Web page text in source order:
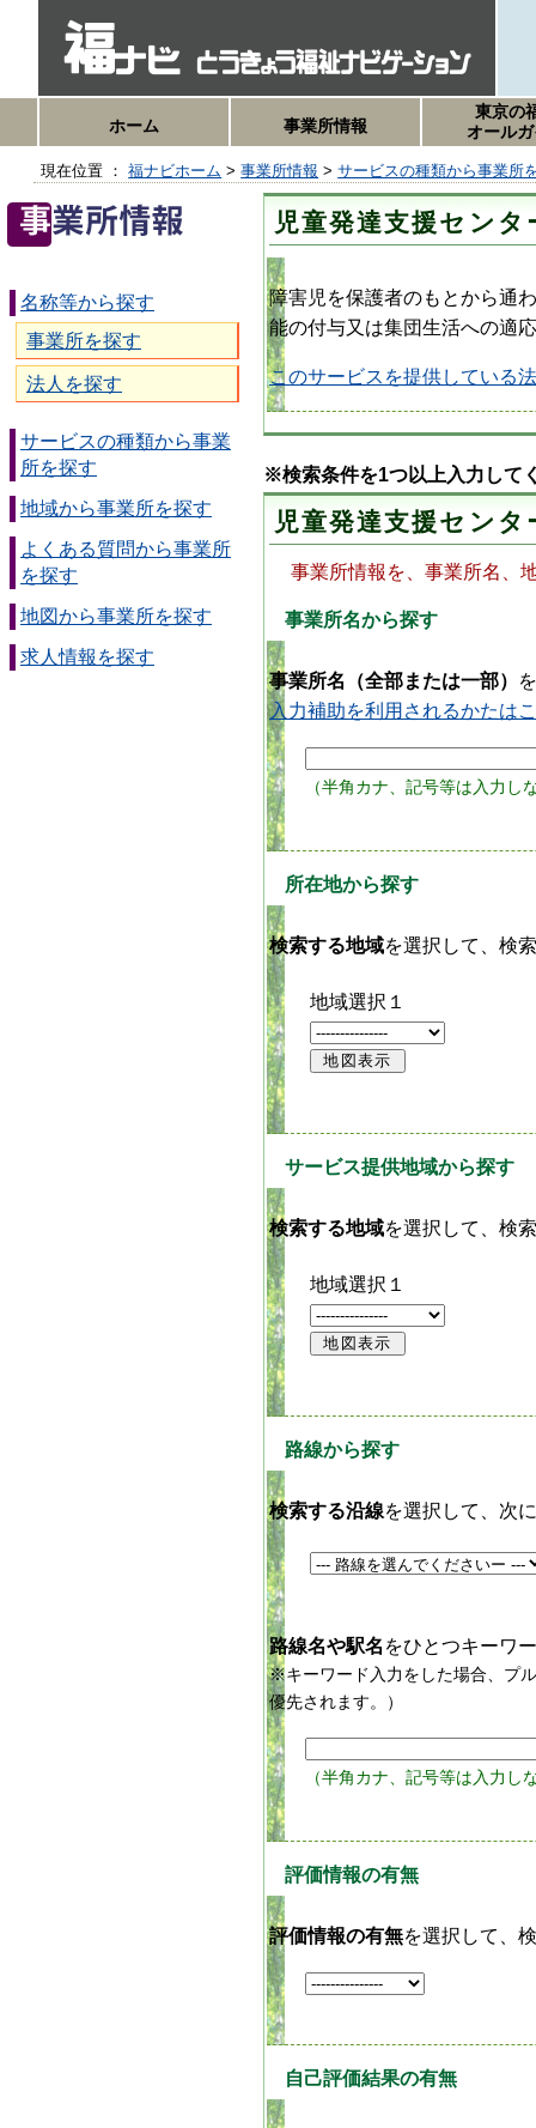
ホーム 事業所情報
東京の
オール
現在位置 ：福ナビホーム >事業所情報 >サービスの種類から事業所
名称等から探す
事業所を探す
法人を探す
サービスの種類から事業
所を探す
地域から事業所を探す
よくある質問から事業所
を探す
地図から事業所を探す
求人情報を探す
児童発達支援セン
障害児を保護者のもとから通
能の付与又は集団生活への適
このサービスを提供している
※検索条件を1つ以上入力して
児童発達支援セン
事業所情報を、事業所名、
事業所名から探す
事業所名（全部または一部）
入力補助を利用されるかたは
（半角カナ、記号等は入力し
所在地から探す
検索する地域を選択して、検
地域選択１
サービス提供地域から探す
検索する地域を選択して、検
地域選択１
路線から探す
検索する沿線を選択して、次
路線名や駅名 をひとつキーワ
※キーワード入力をした場合、プ
優先されます。）
（半角カナ、記号等は入力し
評価情報の有無
評価情報の有無を選択して、
自己評価結果の有無